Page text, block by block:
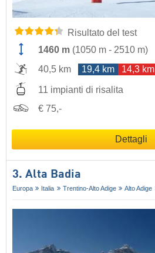
Risultato del test
1460 m (1050 m - 2510 m)
40,5 km
19,4 km 14,3 km
11 impianti di risalita
€ 75,-
Dettagli
3. Alta Badia
Europa Italia Trentino-Alto Adige Alto Adige